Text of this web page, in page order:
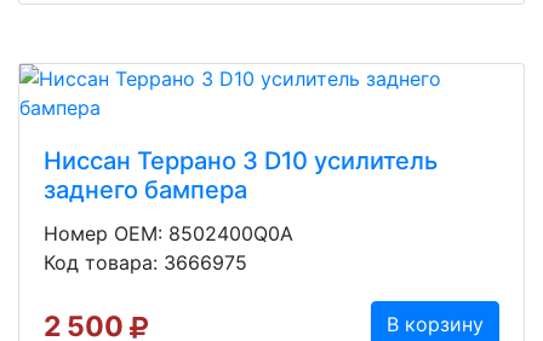
Ниссан Террано 3 D10 усилитель
заднего бампера
Номер OEM: 8502400Q0A
Код товара: 3666975
2 500 В корзину